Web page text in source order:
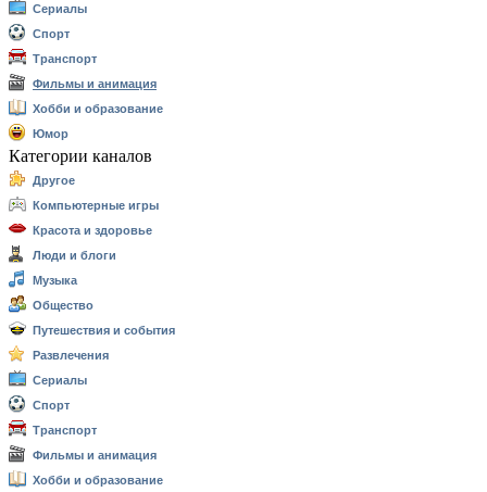
Сериалы
Спорт
Транспорт
Фильмы и анимация
Хобби и образование
Юмор
Категории каналов
Другое
Компьютерные игры
Красота и здоровье
Люди и блоги
Музыка
Общество
Путешествия и события
Развлечения
Сериалы
Спорт
Транспорт
Фильмы и анимация
Хобби и образование